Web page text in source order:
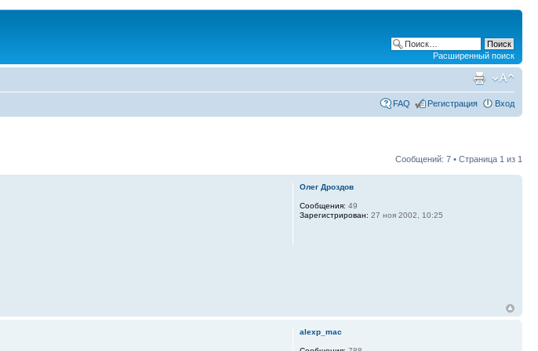
Расширенный поиск
FAQ Регистрация Вход
Сообщений: 7 • Страница 1 из 1
Олег Дроздов
Сообщения: 49
Зарегистрирован: 27 ноя 2002, 10:25
alexp_mac